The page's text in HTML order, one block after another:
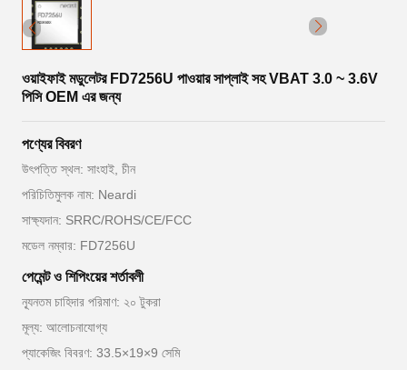
ওয়াইফাই মডুলেটর FD7256U পাওয়ার সাপ্লাই সহ VBAT 3.0 ~ 3.6V
পিসি OEM এর জন্য
পণ্যের বিবরণ
উৎপত্তি স্থল: সাংহাই, চীন
পরিচিতিমুলক নাম: Neardi
সাক্ষ্যদান: SRRC/ROHS/CE/FCC
মডেল নম্বার: FD7256U
পেমেন্ট ও শিপিংয়ের শর্তাবলী
ন্যূনতম চাহিদার পরিমাণ: ২০ টুকরা
মূল্য: আলোচনাযোগ্য
প্যাকেজিং বিবরণ: 33.5×19×9 সেমি